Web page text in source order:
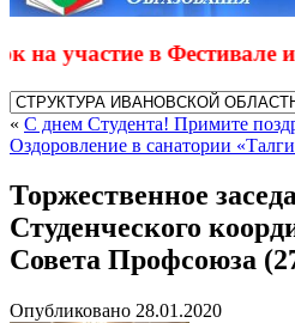
в Фестивале
« С днем Студента! Примите
Оздоровление в санатории
Торжественное
Студенческого
Совета Профсоюза
Опубликовано 28.01.2020